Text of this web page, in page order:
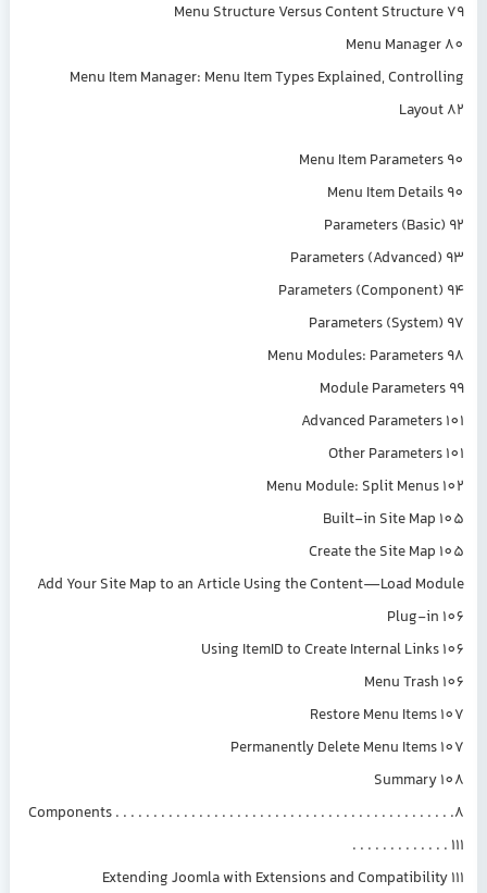
Menu Structure Versus Content Structure 79
Menu Manager 80
Menu Item Manager: Menu Item Types Explained, Controlling
Layout 82
Menu Item Parameters 90
Menu Item Details 90
Parameters (Basic) 92
Parameters (Advanced) 93
Parameters (Component) 94
Parameters (System) 97
Menu Modules: Parameters 98
Module Parameters 99
Advanced Parameters 101
Other Parameters 101
Menu Module: Split Menus 102
Built-in Site Map 105
Create the Site Map 105
Add Your Site Map to an Article Using the Content—Load Module
Plug-in 106
Using ItemID to Create Internal Links 106
Menu Trash 106
Restore Menu Items 107
Permanently Delete Menu Items 107
Summary 108
8. Components . . . . . . . . . . . . . . . . . . . . . . . . . . . . . . . . . . . . . . . . . . . .
. . . . . . . . . . . . . 111
Extending Joomla with Extensions and Compatibility 111